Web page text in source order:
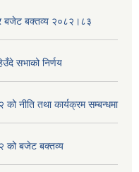
र बजेट बक्तव्य २०८२।८३
सभाको निर्णय
नीति तथा कार्यक्रम सम्बन्धमा
को बजेट बक्तव्य